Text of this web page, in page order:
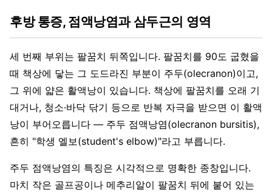
후방 통증, 점액낭염과 삼두근의 영역
세 번째 부위는 팔꿈치 뒤쪽입니다. 팔꿈치를 90도 굽혔을
때 책상에 닿는 그 도드라진 부분이 주두(olecranon)이고,
그 위에 얇은 활액낭이 있습니다. 책상에 팔꿈치를 오래 기
대거나, 청소·바닥 닦기 등으로 반복 자극을 받으면 이 활액
낭이 부어오릅니다 — 주두 점액낭염(olecranon bursitis),
흔히 "학생 엘보(student's elbow)"라고 부릅니다.
주두 점액낭염의 특징은 시각적으로 명확한 종창입니다.
마치 작은 골프공이나 메추리알이 팔꿈치 뒤에 붙어 있는